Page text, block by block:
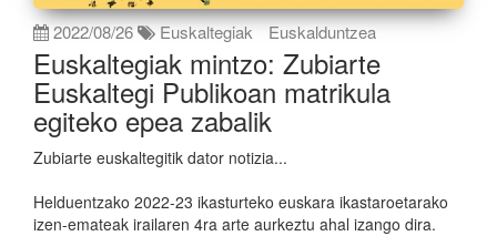
2022/08/26 Euskaltegiak Euskalduntzea
Euskaltegiak mintzo: Zubiarte
Euskaltegi Publikoan matrikula
egiteko epea zabalik
Zubiarte euskaltegitik dator notizia...
Helduentzako 2022-23 ikasturteko euskara ikastaroetarako
izen-emateak irailaren 4ra arte aurkeztu ahal izango dira.